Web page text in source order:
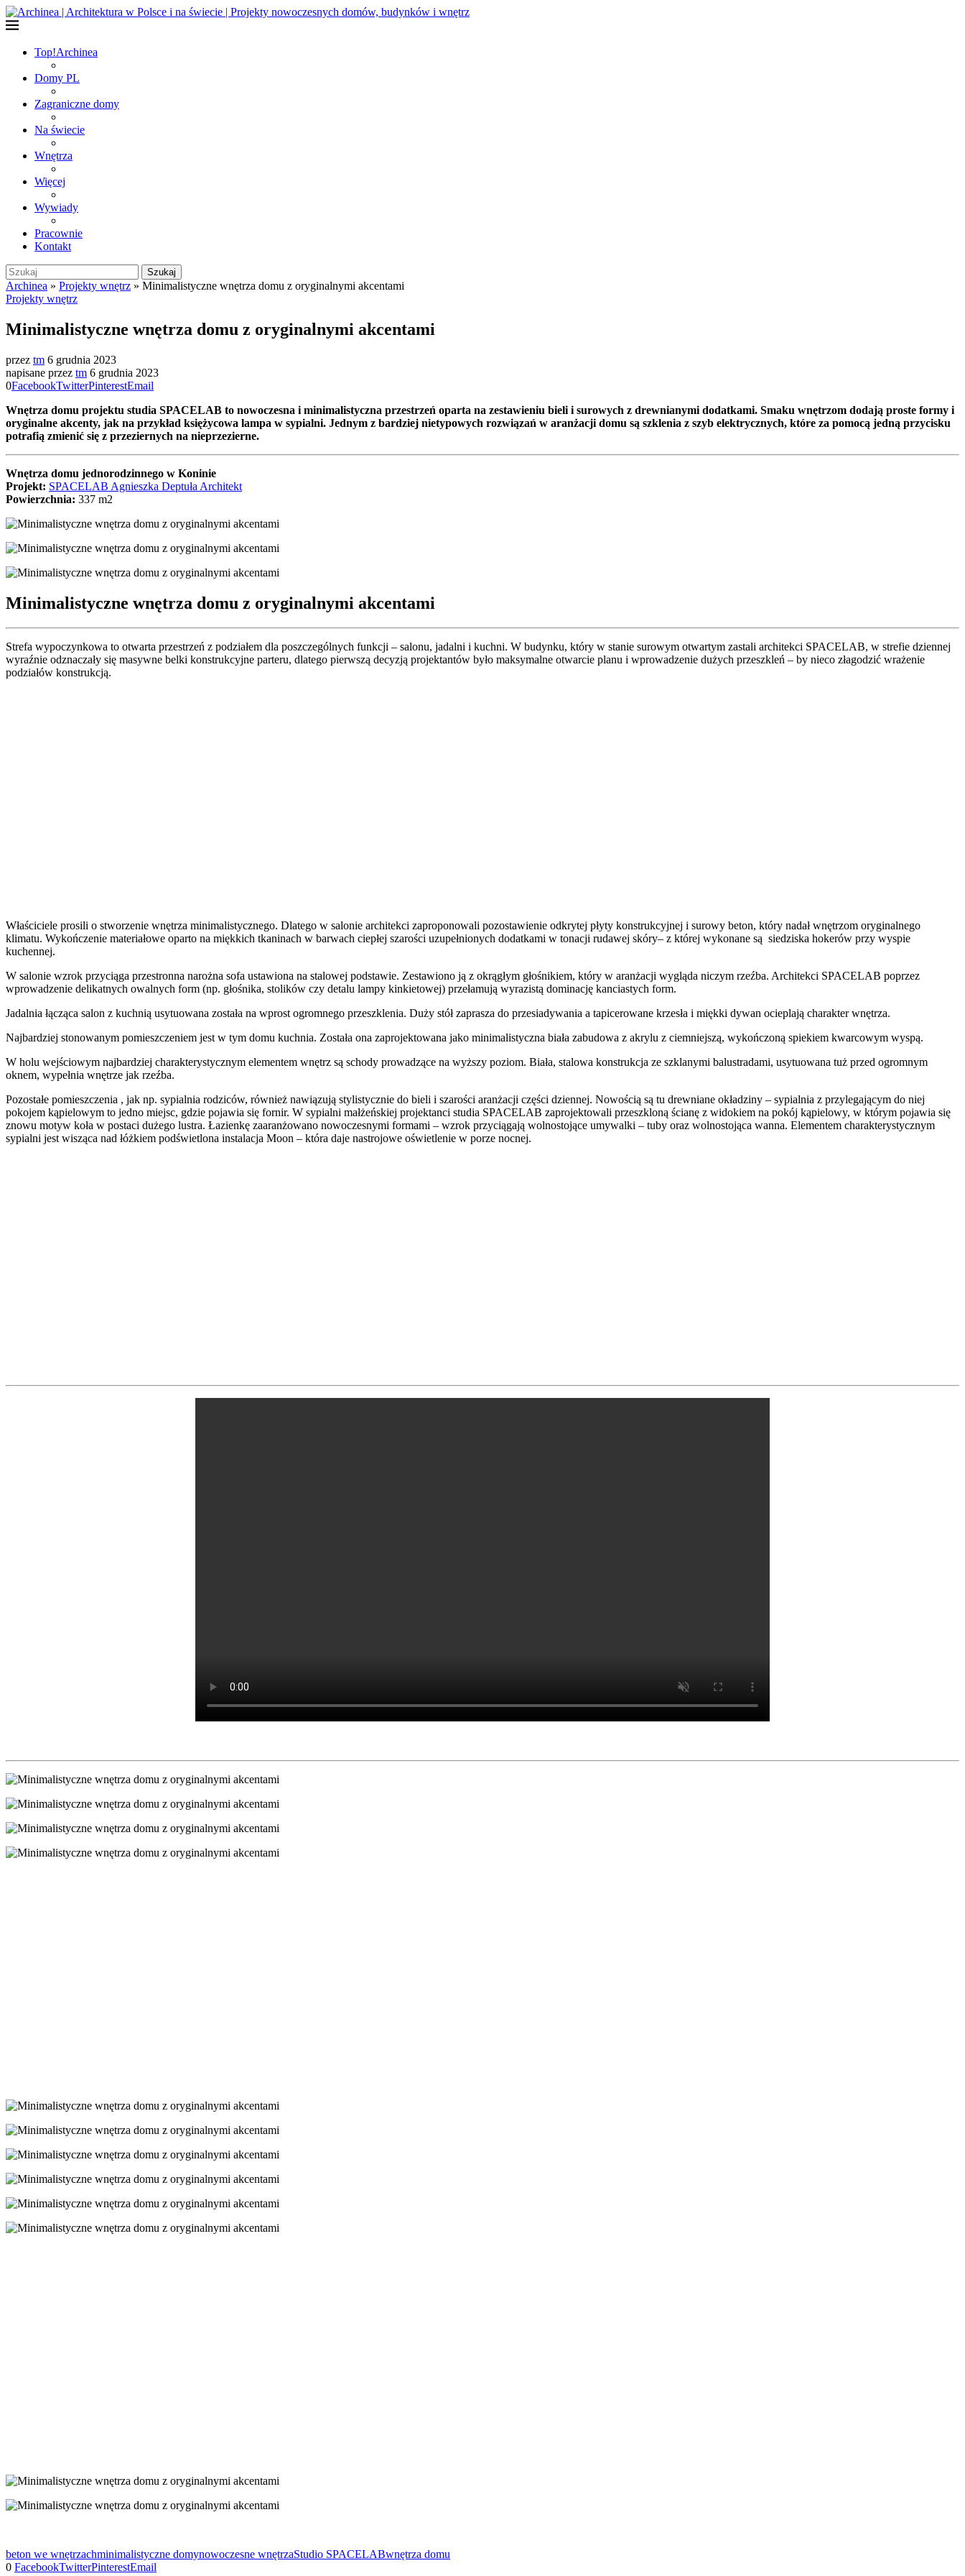
Top!Archinea
Domy PL
Zagraniczne domy
Na świecie
Wnętrza
Więcej
Wywiady
Pracownie
Kontakt
Szukaj
Archinea » Projekty wnętrz » Minimalistyczne wnętrza domu z oryginalnymi akcentami
Projekty wnętrz
Minimalistyczne wnętrza domu z oryginalnymi akcentami
przez tm 6 grudnia 2023
napisane przez tm 6 grudnia 2023
0FacebookTwitterPinterestEmail
Wnętrza domu projektu studia SPACELAB to nowoczesna i minimalistyczna przestrzeń oparta na zestawieniu bieli i surowych z drewnianymi dodatkami. Smaku wnętrzom dodają proste formy i
oryginalne akcenty, jak na przykład księżycowa lampa w sypialni. Jednym z bardziej nietypowych rozwiązań w aranżacji domu są szklenia z szyb elektrycznych, które za pomocą jedną przycisku
potrafią zmienić się z przeziernych na nieprzezierne.
Wnętrza domu jednorodzinnego w Koninie
Projekt: SPACELAB Agnieszka Deptuła Architekt
Powierzchnia: 337 m2
Minimalistyczne wnętrza domu z oryginalnymi akcentami
Strefa wypoczynkowa to otwarta przestrzeń z podziałem dla poszczególnych funkcji – salonu, jadalni i kuchni. W budynku, który w stanie surowym otwartym zastali architekci SPACELAB, w strefie dziennej
wyraźnie odznaczały się masywne belki konstrukcyjne parteru, dlatego pierwszą decyzją projektantów było maksymalne otwarcie planu i wprowadzenie dużych przeszkleń – by nieco złagodzić wrażenie
podziałów konstrukcją.
Właściciele prosili o stworzenie wnętrza minimalistycznego. Dlatego w salonie architekci zaproponowali pozostawienie odkrytej płyty konstrukcyjnej i surowy beton, który nadał wnętrzom oryginalnego
klimatu. Wykończenie materiałowe oparto na miękkich tkaninach w barwach ciepłej szarości uzupełnionych dodatkami w tonacji rudawej skóry– z której wykonane są siedziska hokerów przy wyspie
kuchennej.
W salonie wzrok przyciąga przestronna narożna sofa ustawiona na stalowej podstawie. Zestawiono ją z okrągłym głośnikiem, który w aranżacji wygląda niczym rzeźba. Architekci SPACELAB poprzez
wprowadzenie delikatnych owalnych form (np. głośnika, stolików czy detalu lampy kinkietowej) przełamują wyrazistą dominację kanciastych form.
Jadalnia łącząca salon z kuchnią usytuowana została na wprost ogromnego przeszklenia. Duży stół zaprasza do przesiadywania a tapicerowane krzesła i miękki dywan ocieplają charakter wnętrza.
Najbardziej stonowanym pomieszczeniem jest w tym domu kuchnia. Została ona zaprojektowana jako minimalistyczna biała zabudowa z akrylu z ciemniejszą, wykończoną spiekiem kwarcowym wyspą.
W holu wejściowym najbardziej charakterystycznym elementem wnętrz są schody prowadzące na wyższy poziom. Biała, stalowa konstrukcja ze szklanymi balustradami, usytuowana tuż przed ogromnym
oknem, wypełnia wnętrze jak rzeźba.
Pozostałe pomieszczenia , jak np. sypialnia rodziców, również nawiązują stylistycznie do bieli i szarości aranżacji części dziennej. Nowością są tu drewniane okładziny – sypialnia z przylegającym do niej
pokojem kąpielowym to jedno miejsc, gdzie pojawia się fornir. W sypialni małżeńskiej projektanci studia SPACELAB zaprojektowali przeszkloną ścianę z widokiem na pokój kąpielowy, w którym pojawia się
znowu motyw koła w postaci dużego lustra. Łazienkę zaaranżowano nowoczesnymi formami – wzrok przyciągają wolnostojące umywalki – tuby oraz wolnostojąca wanna. Elementem charakterystycznym
sypialni jest wisząca nad łóżkiem podświetlona instalacja Moon – która daje nastrojowe oświetlenie w porze nocnej.
beton we wnętrzachminimalistyczne domynowoczesne wnętrzaStudio SPACELABwnętrza domu
0 FacebookTwitterPinterestEmail